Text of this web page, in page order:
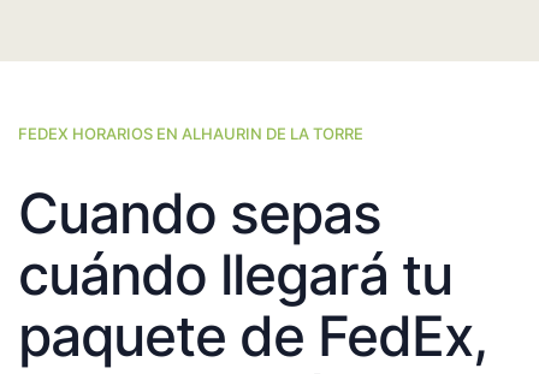
FEDEX HORARIOS EN ALHAURIN DE LA TORRE
Cuando sepas
cuándo llegará tu
paquete de FedEx,